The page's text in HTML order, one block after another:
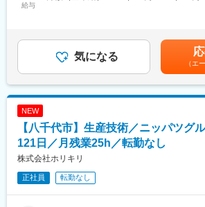
【ジョブポスティング制度】全社員が平
度で、ご自身の希望に応じて様々なキャ
選ばれており、国際的に著名な企業です
業をしています。営業部営業担当者をバッ
仕事を完成させるまでに、様々な人々と
に残る仕事を出来るやりがいを感じるこ
＜午後＞
営業担当者との打ち合わせ。社内販売管
理 等。
【就業環境】
給与
に判断して、能力手当を付与することが
給上限は無し。能力手当支給額により、
ます。賃金はあくまでも目安の金額であ
る可能性があります。月給(月額)は固定手
気になる
（エ
NEW
【八千代市】生産技術／ニッパツグ
121日／月残業25h／転勤なし
株式会社ホリキリ
正社員 転勤なし